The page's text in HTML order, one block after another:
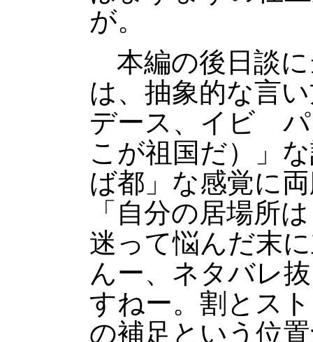
が。
本編の後日談に
は、抽象的な言
デース、イビ パ
こが祖国だ）」
ば都」な感覚に
「自分の居場所
迷って悩んだ末
んー、ネタバレ
すねー。割とス
の補足という位